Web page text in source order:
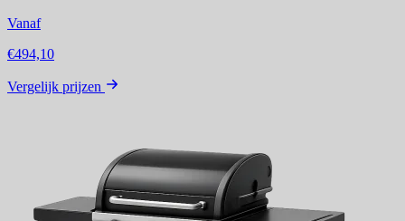
Vanaf
€494,10
Vergelijk prijzen